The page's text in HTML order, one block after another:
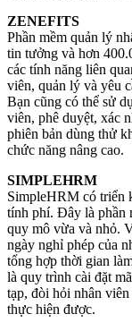
ZENEFITS
Phần mềm quản lý
tin tưởng và hơn
các tính năng liên
viên, quản lý và yêu
Bạn cũng có thể sử
viên, phê duyệt, xác
phiên bản dùng thử
chức năng nâng cao.
SIMPLEHRM
SimpleHRM có triển
tính phí. Đây là phần
quy mô vừa và nhỏ.
ngày nghỉ phép của
tổng hợp thời gian
là quy trình cài đặt
tạp, đòi hỏi nhân
thực hiện được.